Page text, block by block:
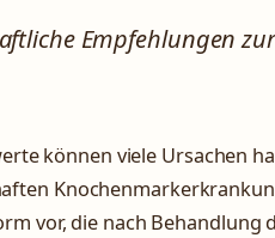
Empfehlungen
können viele Ursachen
vor, die nach